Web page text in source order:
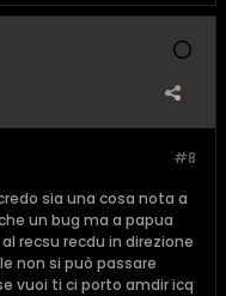
#8
sia una cosa nota a
un bug ma a papua
recsu recdu in direzione
non si può passare
vuoi ti ci porto amdir icq